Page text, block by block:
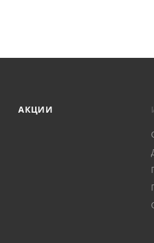
АКЦИИ